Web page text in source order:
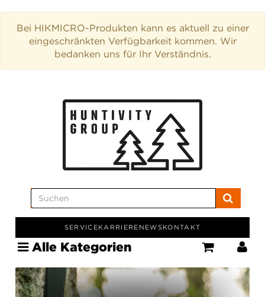
Bei HIKMICRO-Produkten kann es aktuell zu einer
eingeschränkten Verfügbarkeit kommen. Wir
bedanken uns für Ihr Verständnis.
SERVICEKARRIERE NEWSKONTAKT
Alle Kategorien